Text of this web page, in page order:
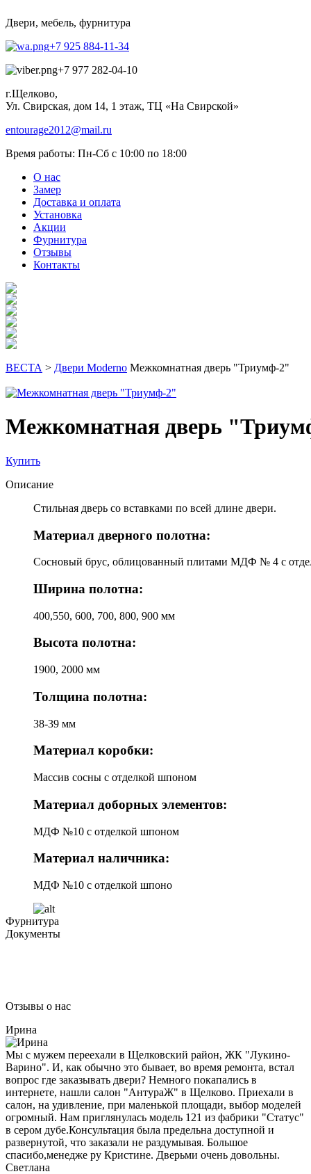
Двери, мебель, фурнитура
+7 925 884-11-34
+7 977 282-04-10
г.Щелково,
Ул. Свирская, дом 14, 1 этаж, ТЦ «На Свирской»
entourage2012@mail.ru
Время работы: Пн-Сб с 10:00 по 18:00
О нас
Замер
Доставка и оплата
Установка
Акции
Фурнитура
Отзывы
Контакты
ВЕСТА > Двери Moderno Межкомнатная дверь "Триумф-2"
Межкомнатная дверь
Купить
Описание
Стильная дверь со вставками по всей длине двери.
Материал дверного полотна:
Сосновый брус, облицованный плитами МДФ № 4 с
Ширина полотна:
400,550, 600, 700, 800, 900 мм
Высота полотна:
1900, 2000 мм
Толщина полотна:
38-39 мм
Материал коробки:
Массив сосны с отделкой шпоном
Материал доборных элементов:
МДФ №10 с отделкой шпоном
Материал наличника:
МДФ №10 с отделкой шпоно
Фурнитура
Документы
Отзывы о нас
Ирина
Мы с мужем переехали в Щелковский район, ЖК "Лукино-
Варино". И, как обычно это бывает, во время ремонта, встал
вопрос где заказывать двери? Немного покапались в
интернете, нашли салон "АнтураЖ" в Щелково. Приехали в
салон, на удивление, при маленькой площади, выбор моделей
огромный. Нам приглянулась модель 121 из фабрики "Статус"
в сером дубе.Консультация была предельна доступной и
развернутой, что заказали не раздумывая. Большое
спасибо,менедже ру Кристине. Дверьми очень довольны.
Светлана